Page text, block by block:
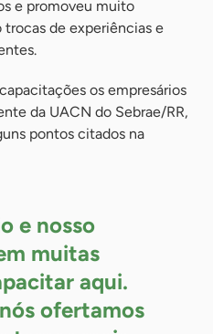
e promoveu muito
trocas de experiências e
os empresários
da UACN do Sebrae/RR,
pontos citados na
e nosso
muitas
aqui.
ofertamos